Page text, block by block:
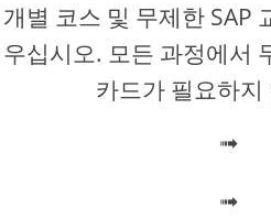
V
d
개별 코스 및 무제한 SAP
우십시오. 모든 과정에서
카드가 필요하지
➟
➟